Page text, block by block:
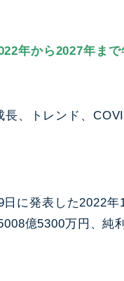
年から2027年ま
、トレンド、
に発表した2022年
億5300万円、純